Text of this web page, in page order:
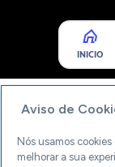
INICIO
Aviso de
Nós usamos
melhorar a sua